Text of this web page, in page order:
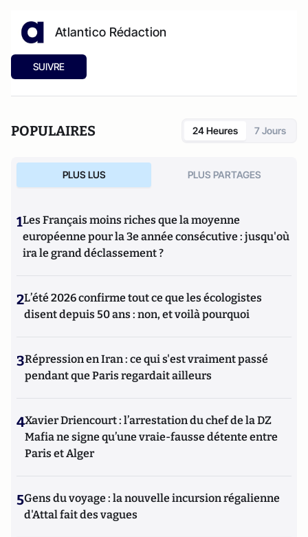
Atlantico Rédaction
SUIVRE
POPULAIRES 24 Heures 7 Jours
PLUS LUS PLUS PARTAGES
1Les Français moins riches que la moyenne
européenne pour la 3e année consécutive : jusqu'où
ira le grand déclassement ?
2L’été 2026 confirme tout ce que les écologistes
disent depuis 50 ans : non, et voilà pourquoi
3Répression en Iran : ce qui s'est vraiment passé
pendant que Paris regardait ailleurs
4Xavier Driencourt : l’arrestation du chef de la DZ
Mafia ne signe qu’une vraie-fausse détente entre
Paris et Alger
5Gens du voyage : la nouvelle incursion régalienne
d'Attal fait des vagues